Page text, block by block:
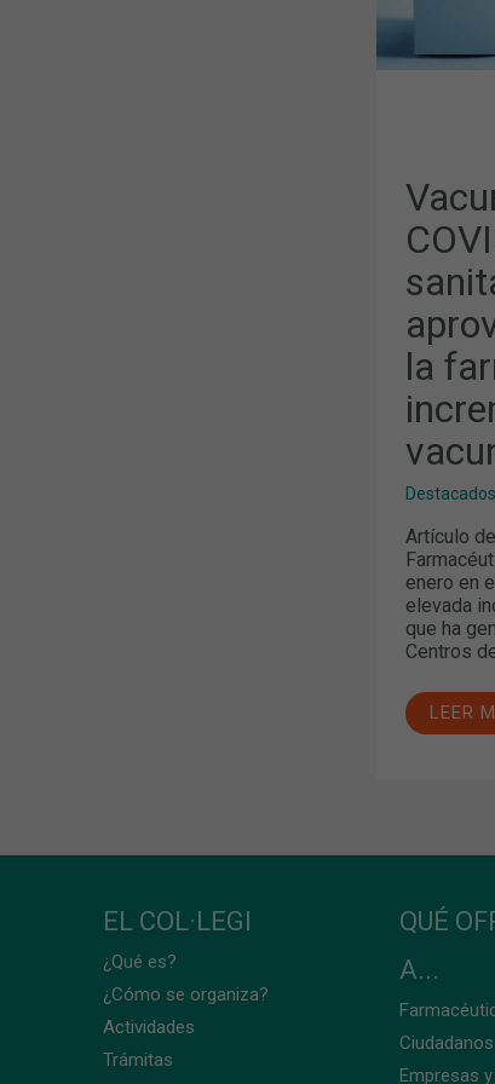
la
Destacados
Artículo
enero en
elevada
que ha
Centros
LA
PARA
DE
LA
LEER
EL COL·LEGI
¿Qué es?
¿Cómo se organiza?
Actividades
Trámitas
QUÉ
A...
Ciudadanos
Empresas